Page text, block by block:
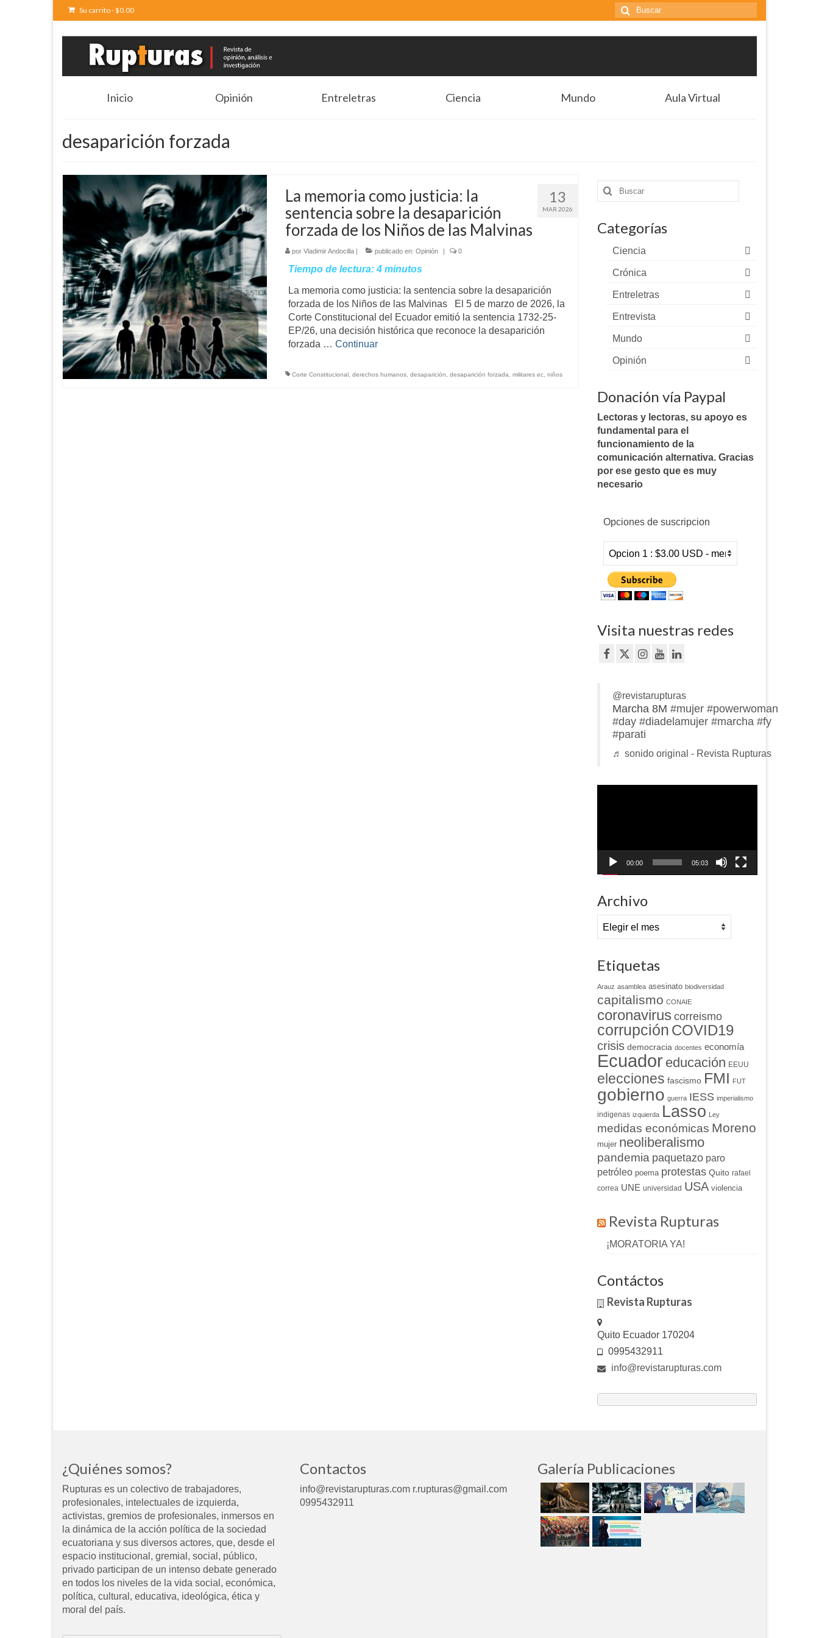
Su carrito-$0.00
Buscar
por:
Inicio Opinión Entreletras Ciencia Mundo Aula Virtual
desaparición forzada
13
MAR 2026
La memoria como justicia: la
sentencia sobre la desaparición
forzada de los Niños de las Malvinas
por Vladimir Andocilla| publicado en: Opinión | 0
Tiempo de lectura: 4 minutos
La memoria como justicia: la sentencia sobre la desaparición
forzada de los Niños de las Malvinas El 5 de marzo de 2026, la
Corte Constitucional del Ecuador emitió la sentencia 1732-25-
EP/26, una decisión histórica que reconoce la desaparición
forzada … Continuar
Corte Constitucional, derechos humanos, desaparición desaparición forzada militares ec, niños
Buscar
por:
Categorías
Ciencia
Crónica
Entreletras
Entrevista
Mundo
Opinión
Donación vía Paypal
Lectoras y lectoras, su apoyo es
fundamental para el
funcionamiento de la
comunicación alternativa. Gracias
por ese gesto que es muy
necesario
Opciones de suscripcion
Visita nuestras redes
@revistarupturas
Marcha 8M #mujer #powerwoman
#day #diadelamujer #marcha #fy
#parati
♬ sonido original - Revista Rupturas
00:00 05:03
Archivo
Archivo
Etiquetas
Arauz asamblea asesinato biodiversidad
capitalismo CONAIE
coronavirus correismo
corrupción COVID19
crisis democracia docentes economía
Ecuador educación EEUU
elecciones fascismo FMI FUT
gobierno guerra IESS imperialismo
indigenas izquierda Lasso Ley
medidas económicas Moreno
mujer neoliberalismo
pandemia paquetazo paro
petróleo poema protestas Quito rafael
correa UNE universidad USA violencia
Revista Rupturas
¡MORATORIA YA!
Contáctos
Revista Rupturas
Quito Ecuador 170204
0995432911
info@revistarupturas.com
¿Quiénes somos?
Rupturas es un colectivo de trabajadores,
profesionales, intelectuales de izquierda,
activistas, gremios de profesionales, inmersos en
la dinámica de la acción política de la sociedad
ecuatoriana y sus diversos actores, que, desde el
espacio institucional, gremial, social, público,
privado participan de un intenso debate generado
en todos los niveles de la vida social, económica,
política, cultural, educativa, ideológica, ética y
moral del país.
Contactos
info@revistarupturas.com r.rupturas@gmail.com
0995432911
Galería Publicaciones